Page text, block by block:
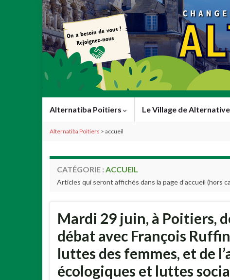
Alternatiba Poitiers Le Village de
Alternatiba Poitiers > accueil
CATÉGORIE : ACCUEIL
Articles qui seront affichés dans la page d’accueil (hors
Mardi 29 juin, à Poitiers,
débat avec François
luttes des femmes, et de
écologiques et luttes